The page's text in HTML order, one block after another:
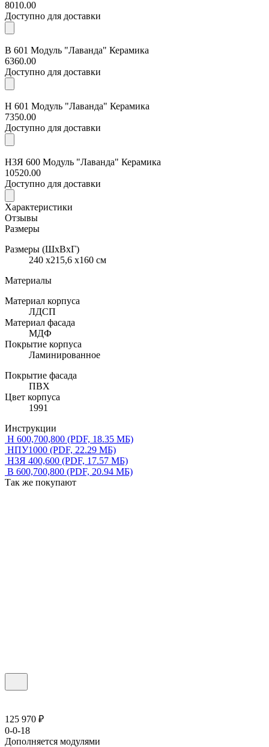
8010.00
Доступно для доставки
В 601 Модуль "Лаванда" Керамика
6360.00
Доступно для доставки
Н 601 Модуль "Лаванда" Керамика
7350.00
Доступно для доставки
Н3Я 600 Модуль "Лаванда" Керамика
10520.00
Доступно для доставки
Характеристики
Отзывы
Размеры
Размеры (ШхВхГ)
240 x215,6 x160 см
Материалы
Материал корпуса
ЛДСП
Материал фасада
МДФ
Покрытие корпуса
Ламинированное
Покрытие фасада
ПВХ
Цвет корпуса
1991
Инструкции
Н 600,700,800 (PDF, 18.35 МБ)
НПУ1000 (PDF, 22.29 МБ)
Н3Я 400,600 (PDF, 17.57 МБ)
В 600,700,800 (PDF, 20.94 МБ)
Так же покупают
125 970 ₽
0-0-18
Дополняется модулями